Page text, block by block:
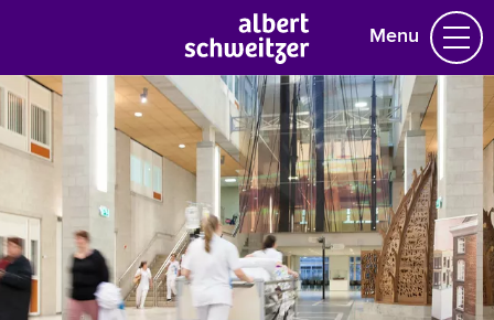
Menu
Homepage
Praktische informatie
Specialismen
Werken en leren
Medewerkers
Contact